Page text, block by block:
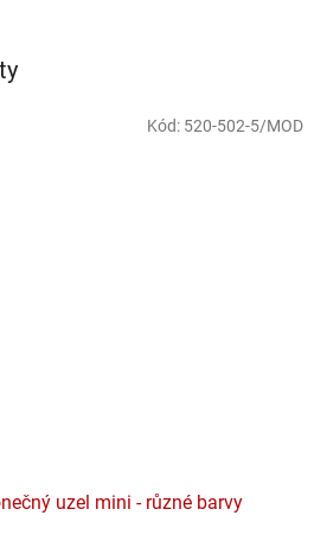
uzel mini - různé barvy
Kód: 520-502-5/MOD